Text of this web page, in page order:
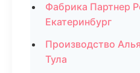
Фабрика Партнер
Екатеринбург
Производство
Тула